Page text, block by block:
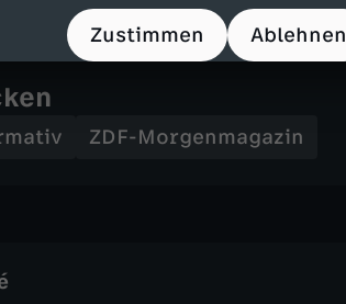
Zustimmen Ablehnen
ZDF-Morgenmagazin